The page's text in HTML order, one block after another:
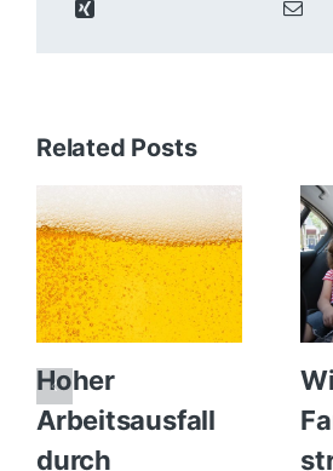
Related Posts
Hoher
Arbeitsausfall
durch